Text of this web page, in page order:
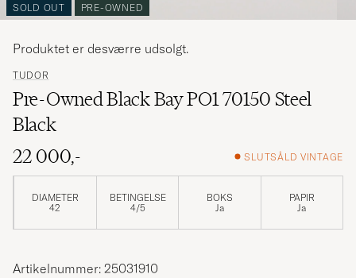
SOLD OUT PRE-OWNED
TUDOR
Pre-Owned Black Bay PO1 70150 Steel
Black
22 000,-
SLUTSÅLD VINTAGE
DIAMETER
42
BETINGELSE
4/5
BOKS
Ja
PAPIR
Ja
Produktet er desværre udsolgt.
Artikelnummer: 25031910